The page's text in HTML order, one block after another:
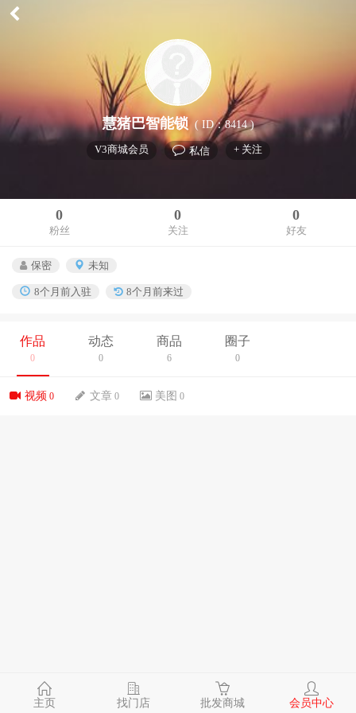
慧猪巴智能锁 ( ID：8414 )
V3商城会员 私信 + 关注
0
粉丝
0
关注
0
好友
保密 未知
8个月前入驻 8个月前来过
作品
0
动态
0
商品
6
圈子
0
视频 0 文章 0 美图 0
主页 找门店 批发商城 会员中心